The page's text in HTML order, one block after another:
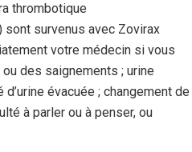
thrombotique
survenus avec Zovirax
votre médecin si vous
des saignements ; urine
évacuée ; changement de
à parler ou à penser, ou